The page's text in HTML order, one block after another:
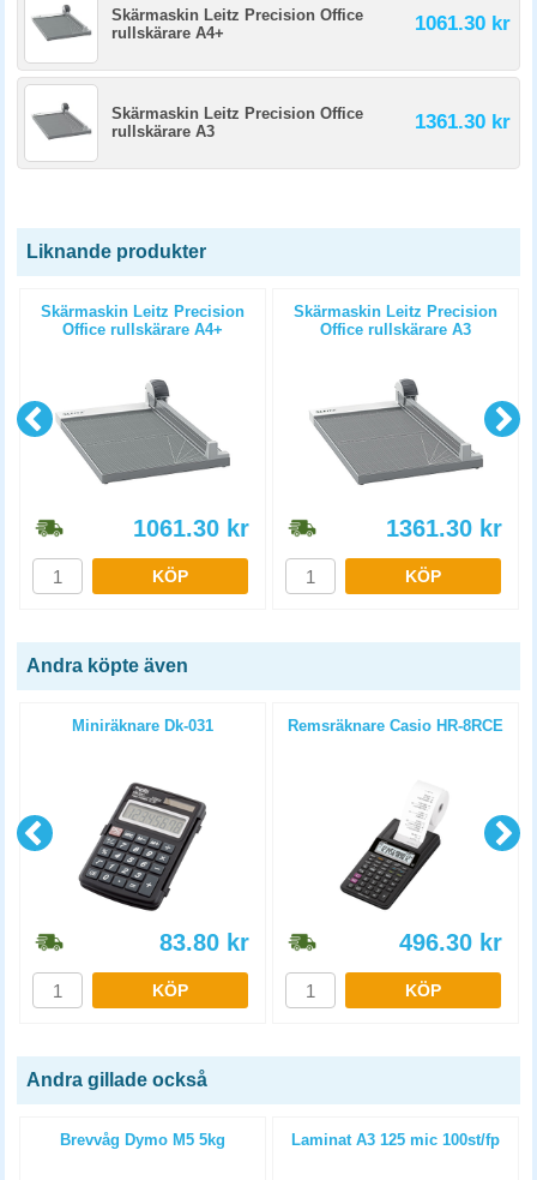
Skärmaskin Leitz Precision Office
rullskärare A4+
1061.30 kr
Skärmaskin Leitz Precision Office
rullskärare A3
1361.30 kr
Liknande produkter
Skärmaskin Leitz Precision
Office rullskärare A4+
1061.30 kr
KÖP
Skärmaskin Leitz Precision
Office rullskärare A3
1361.30 kr
KÖP
Andra köpte även
Miniräknare Dk-031
83.80 kr
KÖP
Remsräknare Casio HR-8RCE
496.30 kr
KÖP
Andra gillade också
Brevvåg Dymo M5 5kg Laminat A3 125 mic 100st/fp